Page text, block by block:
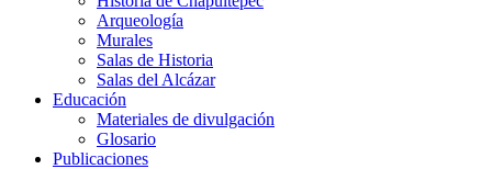
Arqueología
Murales
Salas de Historia
Salas del Alcázar
Educación
Materiales de divulgación
Glosario
Publicaciones